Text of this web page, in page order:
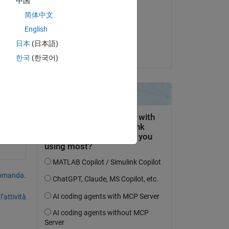
il 4 Mag 2022
简体中文
English
日本 (日本語)
한국 (한국어)